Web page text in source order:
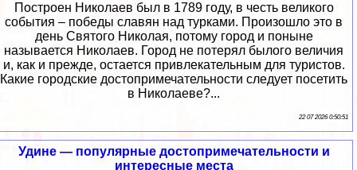
Построен Николаев был в 1789 году, в честь великого
события – победы славян над турками. Произошло это в
день Святого Николая, потому город и поныне
называется Николаев. Город не потерял былого величия
и, как и прежде, остается привлекательным для туристов.
Какие городские достопримечательности следует посетить
в Николаеве?...
22 07 2026 0:50:51
Удине — популярные достопримечательности и
интересные места